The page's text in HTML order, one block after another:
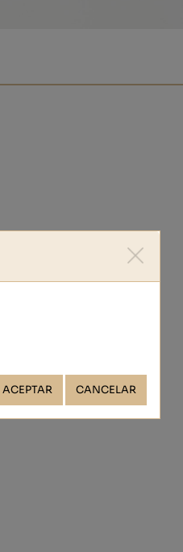
ACEPTAR CANCELAR